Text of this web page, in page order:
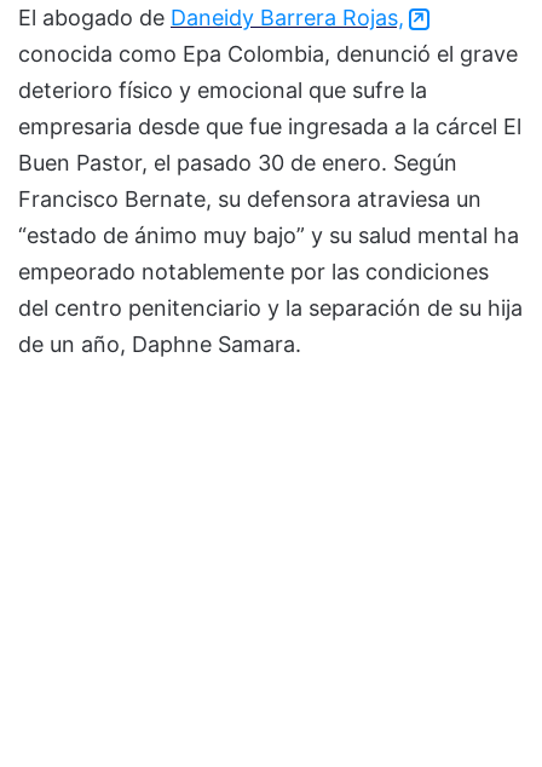
El abogado de Daneidy Barrera Rojas,
conocida como Epa Colombia, denunció el grave
deterioro físico y emocional que sufre la
empresaria desde que fue ingresada a la cárcel El
Buen Pastor, el pasado 30 de enero. Según
Francisco Bernate, su defensora atraviesa un
“estado de ánimo muy bajo” y su salud mental ha
empeorado notablemente por las condiciones
del centro penitenciario y la separación de su hija
de un año, Daphne Samara.